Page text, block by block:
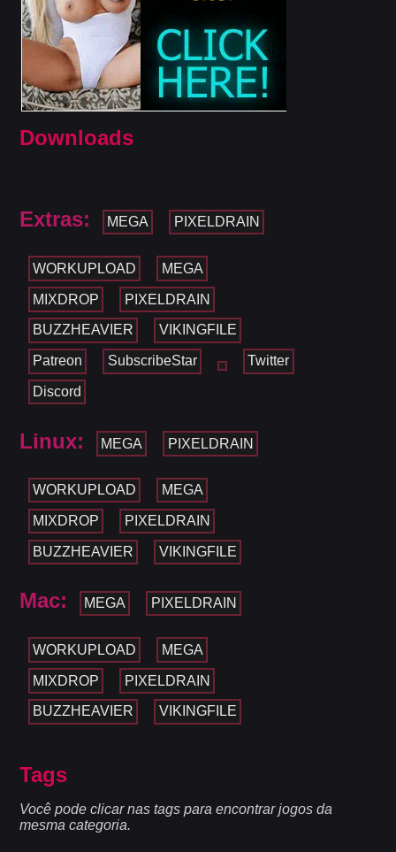
Downloads
Extras: MEGA PIXELDRAIN
WORKUPLOAD MEGA
MIXDROP PIXELDRAIN
BUZZHEAVIER VIKINGFILE
Patreon SubscribeStar Twitter
Discord
Linux: MEGA PIXELDRAIN
WORKUPLOAD MEGA
MIXDROP PIXELDRAIN
BUZZHEAVIER VIKINGFILE
Mac: MEGA PIXELDRAIN
WORKUPLOAD MEGA
MIXDROP PIXELDRAIN
BUZZHEAVIER VIKINGFILE
Tags
Você pode clicar nas tags para encontrar jogos da
mesma categoria.